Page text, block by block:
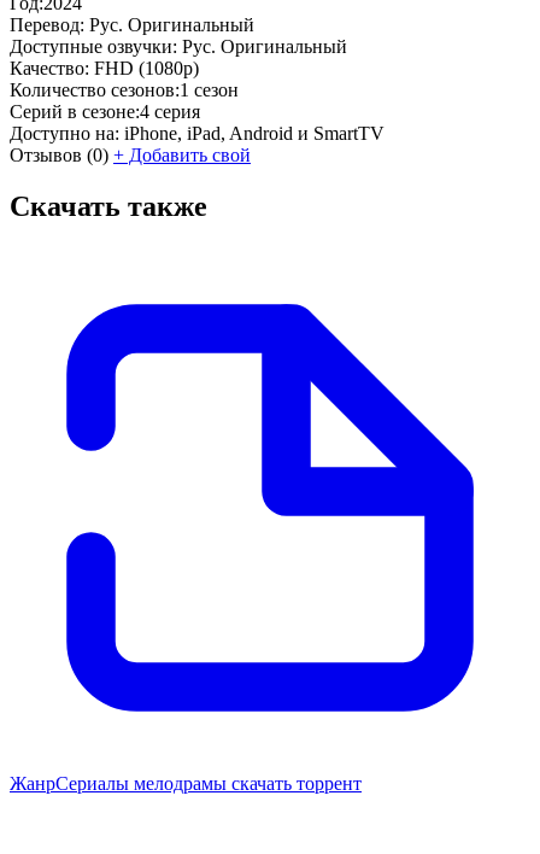
Перевод: Рус. Оригинальный
Доступные озвучки: Рус. Оригинальный
Качество: FHD (1080p)
Количество сезонов:1 сезон
Серий в сезоне:4 серия
Доступно на: iPhone, iPad, Android и SmartTV
Отзывов (0) + Добавить свой
Скачать также
ЖанрСериалы мелодрамы скачать торрент